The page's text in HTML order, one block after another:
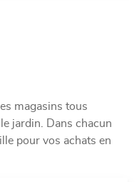
magasins tous
jardin. Dans chacun
pour vos achats en